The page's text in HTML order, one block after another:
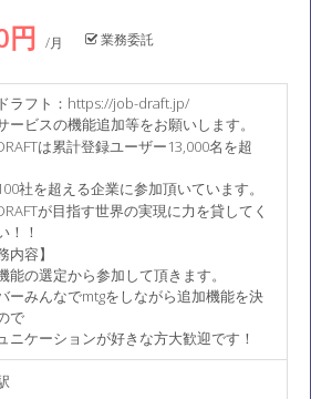
円 /月 業務委託
ラフト：https://job-draft.jp/
ービスの機能追加等をお願いします。
は累計登録ユーザー13,000名を超
社を超える企業に参加頂いています。
が目指す世界の実現に力を貸してく
！！
内容】
能の選定から参加して頂きます。
ーみんなでmtgをしながら追加機能を決
で
ニケーションが好きな方大歓迎です！